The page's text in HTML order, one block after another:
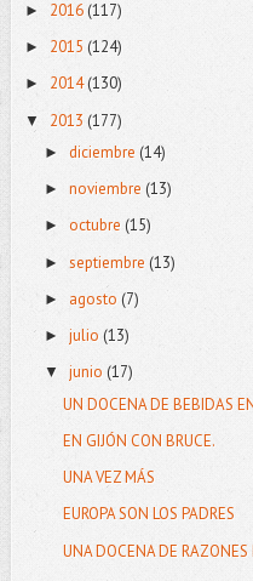
► 2016 (117)
► 2015 (124)
► 2014(130)
▼ 2013 (177)
► diciembre (14)
► noviembre (13)
► octubre (15)
► septiembre (13)
► agosto (7)
► julio (13)
▼ junio (17)
UN DOCENA DE BEBIDAS
EN GIJÓN CON BRUCE.
UNA VEZ MÁS
EUROPA SON LOS PADRES
UNA DOCENA DE RAZONES